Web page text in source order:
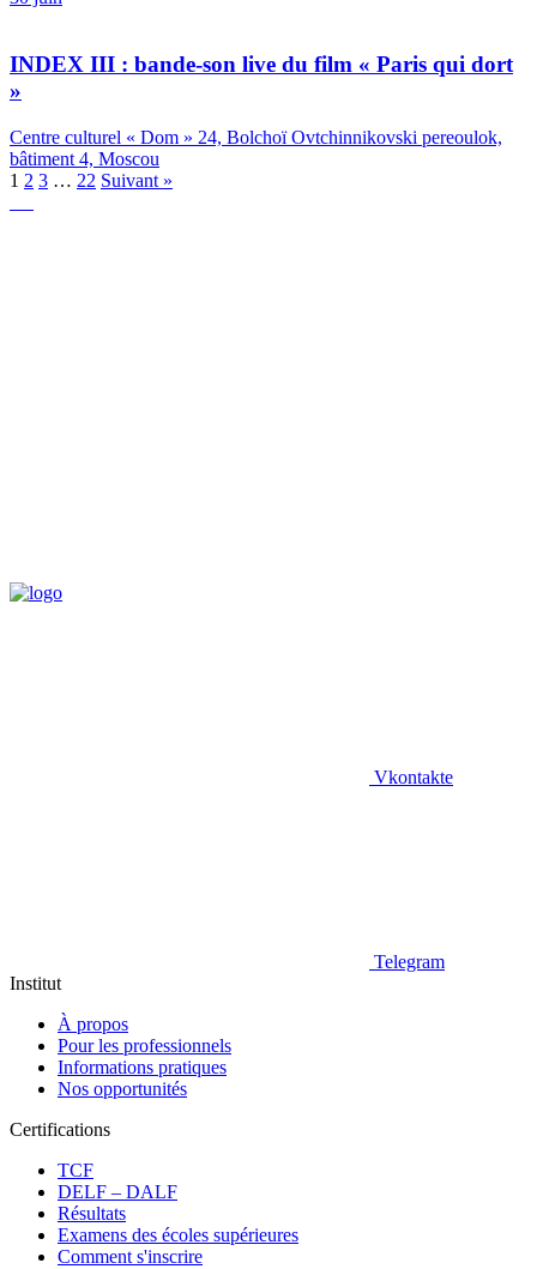
INDEX III : bande-son live du film « Paris qui dort
»
Centre culturel « Dom » 24, Bolchoï Ovtchinnikovski pereoulok,
bâtiment 4, Moscou
1 2 3 … 22 Suivant »
Vkontakte
Telegram
Institut
À propos
Pour les professionnels
Informations pratiques
Nos opportunités
Certifications
TCF
DELF – DALF
Résultats
Examens des écoles supérieures
Comment s'inscrire